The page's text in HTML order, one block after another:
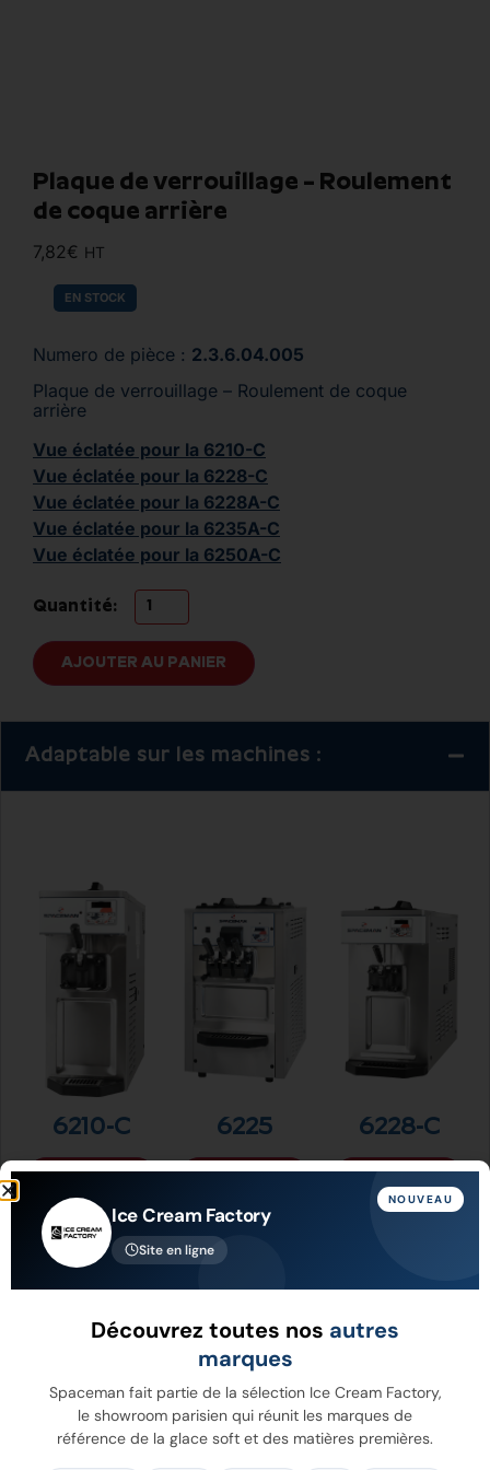
Plaque de verrouillage – Roulement
de coque arrière
7,82€ HT
EN STOCK
Numero de pièce : 2.3.6.04.005
Plaque de verrouillage – Roulement de coque
arrière
Vue éclatée pour la 6210-C
Vue éclatée pour la 6228-C
Vue éclatée pour la 6228A-C
Vue éclatée pour la 6235A-C
Vue éclatée pour la 6250A-C
Quantité:
AJOUTER AU PANIER
Adaptable sur les machines :
6210-C
Voir Plus
6225
Voir Plus
6228-C
Voir Plus
NOUVEAU
Ice Cream Factory
Site en ligne
Découvrez toutes nos autres
marques
Spaceman fait partie de la sélection Ice Cream Factory,
le showroom parisien qui réunit les marques de
référence de la glace soft et des matières premières.